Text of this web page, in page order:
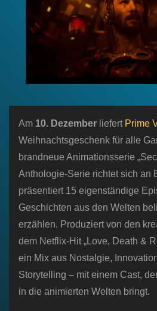
Am 10. Dezember liefert Prime
Weihnachtsgeschenk für alle
brandneue Animationsserie
Anthologie-Serie richtet sich an
präsentiert 15 eigenständige
Geschichten aus den Welten
erzählen. Produziert von den
dem Netflix-Hit „Love, Death &
ein Mix aus Nostalgie,
Storytelling – mit einem Cast,
in die animierten Welten bringt.